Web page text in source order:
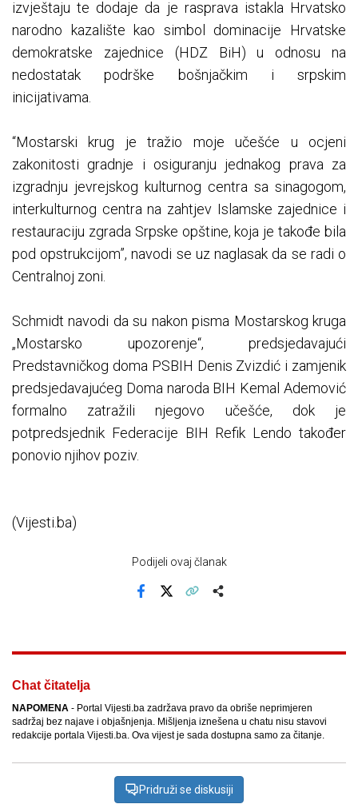
izvještaju te dodaje da je rasprava istakla Hrvatsko
narodno kazalište kao simbol dominacije Hrvatske
demokratske zajednice (HDZ BiH) u odnosu na
nedostatak podrške bošnjačkim i srpskim
inicijativama.
“Mostarski krug je tražio moje učešće u ocjeni
zakonitosti gradnje i osiguranju jednakog prava za
izgradnju jevrejskog kulturnog centra sa sinagogom,
interkulturnog centra na zahtjev Islamske zajednice i
restauraciju zgrada Srpske opštine, koja je takođe bila
pod opstrukcijom”, navodi se uz naglasak da se radi o
Centralnoj zoni.
Schmidt navodi da su nakon pisma Mostarskog kruga
„Mostarsko upozorenje“, predsjedavajući
Predstavničkog doma PSBIH Denis Zvizdić i zamjenik
predsjedavajućeg Doma naroda BIH Kemal Ademović
formalno zatražili njegovo učešće, dok je
potpredsjednik Federacije BIH Refik Lendo također
ponovio njihov poziv.
(Vijesti.ba)
Podijeli ovaj članak
Chat čitatelja
NAPOMENA - Portal Vijesti.ba zadržava pravo da obriše neprimjeren
sadržaj bez najave i objašnjenja. Mišljenja iznešena u chatu nisu stavovi
redakcije portala Vijesti.ba. Ova vijest je sada dostupna samo za čitanje.
Pridruži se diskusiji